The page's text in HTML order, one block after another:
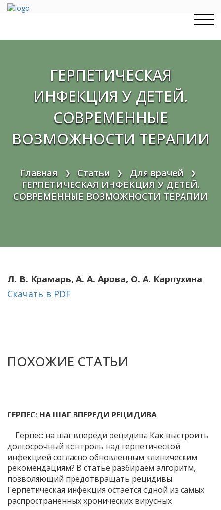
ГЕРПЕТИЧЕСКАЯ
ИНФЕКЦИЯ У ДЕТЕЙ.
СОВРЕМЕННЫЕ
ВОЗМОЖНОСТИ ТЕРАПИИ
Главная ❯ Статьи ❯ Для врачей ❯
ГЕРПЕТИЧЕСКАЯ ИНФЕКЦИЯ У ДЕТЕЙ.
СОВРЕМЕННЫЕ ВОЗМОЖНОСТИ ТЕРАПИИ
Л. В. Крамарь, А. А. Арова, О. А. Карпухина
Скачать в PDF
ПОХОЖИЕ СТАТЬИ
ГЕРПЕС: НА ШАГ ВПЕРЕДИ РЕЦИДИВА
Герпес: на шаг впереди рецидива Как выстроить
долгосрочный контроль над герпетической
инфекцией согласно обновленным клиническим
рекомендациям? В статье разбираем алгоритм,
позволяющий предотвращать рецидивы.
Герпетическая инфекция остаётся одной из самых
распространённых хронических вирусных